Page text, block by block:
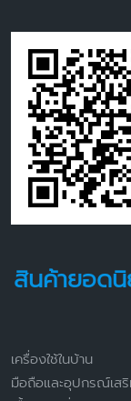
สินค้ายอด
เครื่องใช้ในบ้าน
มือถือและอุปกรณ์เส